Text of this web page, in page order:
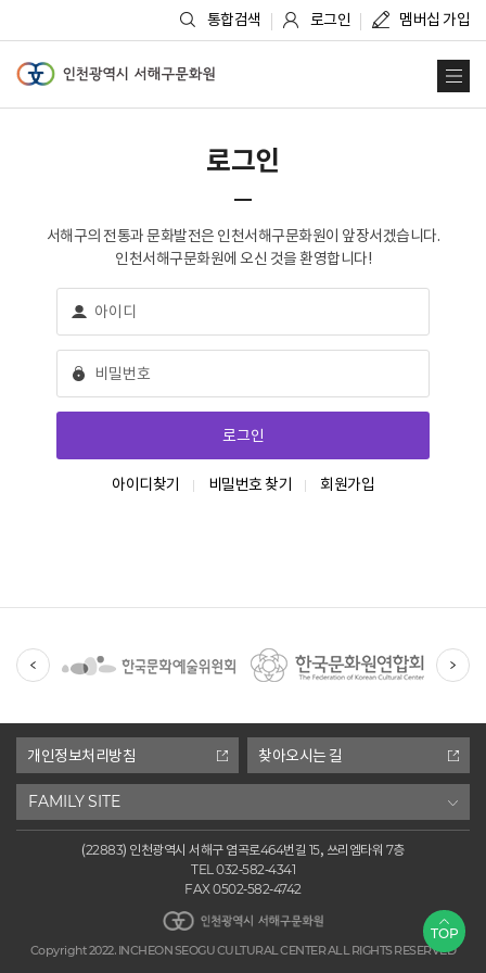
통합검색 로그인 멤버십 가입
로그인
서해구의 전통과 문화발전은 인천서해구문화원이 앞장서겠습니다.
인천서해구문화원에 오신 것을 환영합니다!
아이디찾기 비밀번호 찾기 회원가입
기
개인정보처리방침 찾아오시는 길
FAMILY SITE
(22883) 인천광역시 서해구 염곡로464번길 15, 쓰리엠타워 7층
TEL 032-582-4341
FAX 0502-582-4742
인천광역시 서해구문화원
Copyright 2022. INCHEON SEOGU CULTURAL CENTER ALL RIGHTS RESERVED
TOP